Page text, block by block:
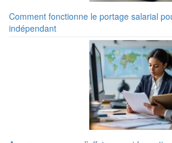
Comment fonctionne le portage salarial
indépendant